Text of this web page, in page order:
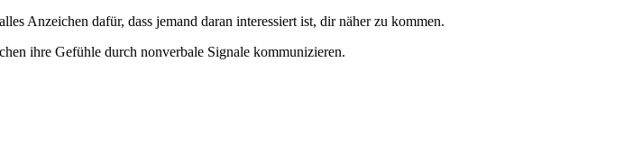
Anzeichen dafür, dass jemand daran interessiert ist, dir näher zu kommen.
ihre Gefühle durch nonverbale Signale kommunizieren.